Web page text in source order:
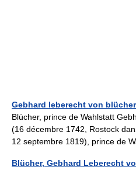
Gebhard leberecht von blücher
Blücher, prince de Wahlstatt
(16 décembre 1742, Rostock
12 septembre 1819), prince de
Blücher, Gebhard Leberecht